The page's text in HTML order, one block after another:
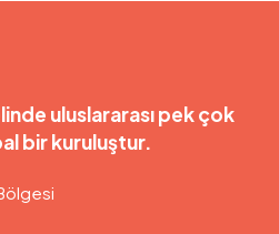
uluslararası pek çok
bir kuruluştur.